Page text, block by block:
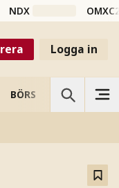
NDX
Logga in
BÖRS VETENSKAP